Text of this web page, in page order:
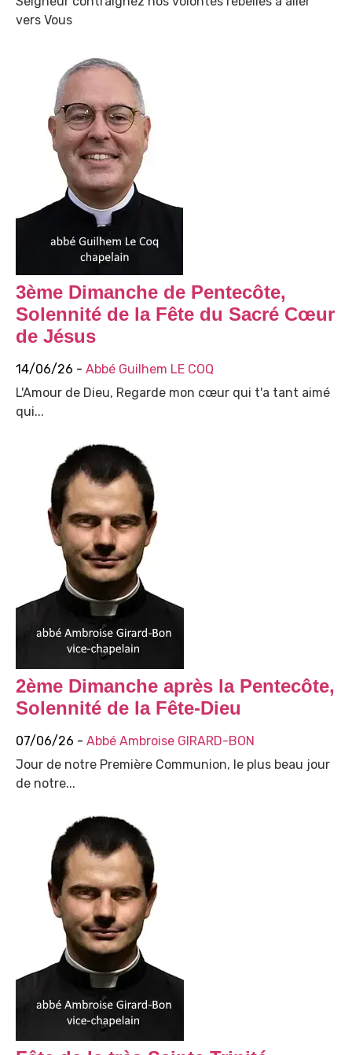
vers Vous
3ème Dimanche de Pentecôte,
Solennité de la Fête du Sacré Cœur
de Jésus
14/06/26 - Abbé Guilhem LE COQ
L'Amour de Dieu, Regarde mon cœur qui t'a tant aimé
qui...
2ème Dimanche après la Pentecôte,
Solennité de la Fête-Dieu
07/06/26 - Abbé Ambroise GIRARD-BON
Jour de notre Première Communion, le plus beau jour
de notre...